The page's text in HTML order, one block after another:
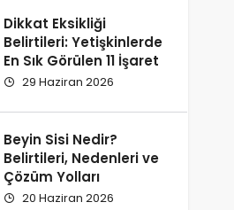
Dikkat Eksikliği
Belirtileri: Yetişkinlerde
En Sık Görülen 11 İşaret
29 Haziran 2026
Beyin Sisi Nedir?
Belirtileri, Nedenleri ve
Çözüm Yolları
20 Haziran 2026